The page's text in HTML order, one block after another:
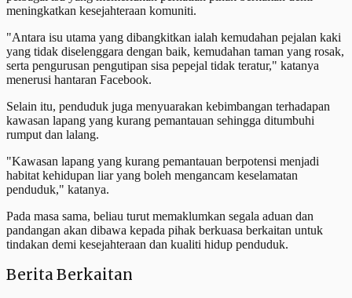
meningkatkan kesejahteraan komuniti.
"Antara isu utama yang dibangkitkan ialah kemudahan pejalan kaki
yang tidak diselenggara dengan baik, kemudahan taman yang rosak,
serta pengurusan pengutipan sisa pepejal tidak teratur," katanya
menerusi hantaran Facebook.
Selain itu, penduduk juga menyuarakan kebimbangan terhadapan
kawasan lapang yang kurang pemantauan sehingga ditumbuhi
rumput dan lalang.
"Kawasan lapang yang kurang pemantauan berpotensi menjadi
habitat kehidupan liar yang boleh mengancam keselamatan
penduduk," katanya.
Pada masa sama, beliau turut memaklumkan segala aduan dan
pandangan akan dibawa kepada pihak berkuasa berkaitan untuk
tindakan demi kesejahteraan dan kualiti hidup penduduk.
Berita Berkaitan